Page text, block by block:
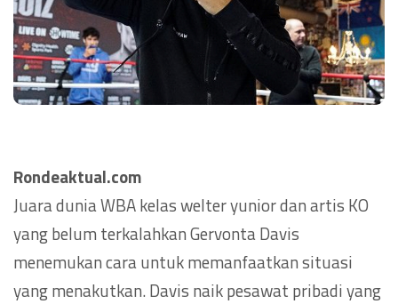
Rondeaktual.com
Juara dunia WBA kelas welter yunior dan artis KO
yang belum terkalahkan Gervonta Davis
menemukan cara untuk memanfaatkan situasi
yang menakutkan. Davis naik pesawat pribadi yang